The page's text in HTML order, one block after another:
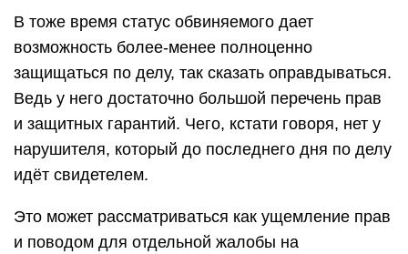
В тоже время статус обвиняемого дает
возможность более-менее полноценно
защищаться по делу, так сказать оправдываться.
Ведь у него достаточно большой перечень прав
и защитных гарантий. Чего, кстати говоря, нет у
нарушителя, который до последнего дня по делу
идёт свидетелем.
Это может рассматриваться как ущемление прав
и поводом для отдельной жалобы на